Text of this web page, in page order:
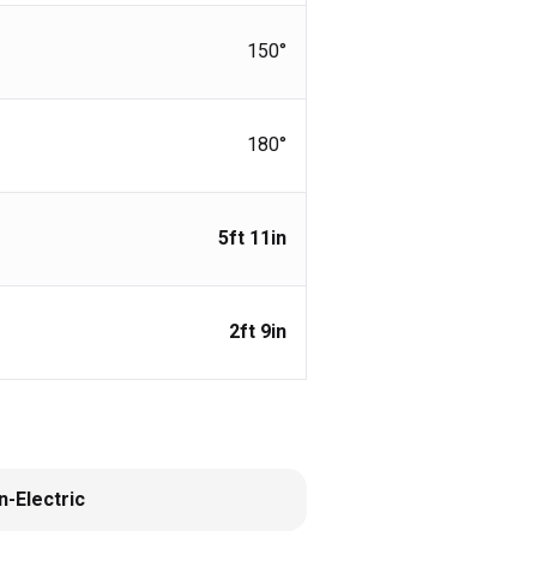
150°
180°
5ft 11in
2ft 9in
Electric